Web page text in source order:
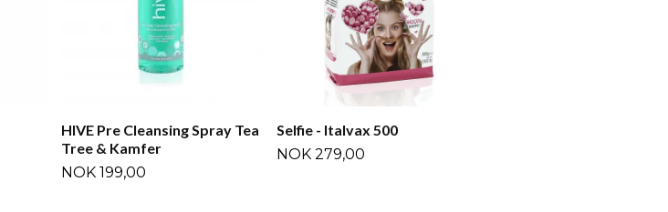
HIVE Pre Cleansing Spray Tea
Tree & Kamfer
NOK 199,00
Selfie - Italvax 500
NOK 279,00